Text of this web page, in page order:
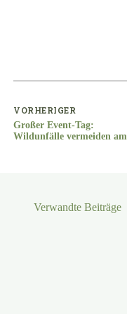
VORHERIGER
Großer Event-Tag:
Wildunfälle vermeiden am
Verwandte Beiträge